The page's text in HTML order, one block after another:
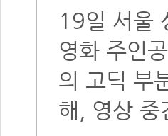
19일 서울
영화 주인
의 고딕 부
해, 영상 중